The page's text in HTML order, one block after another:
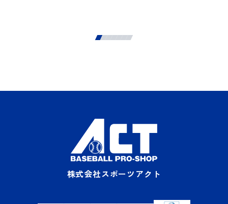
株式会社スポーツアクト